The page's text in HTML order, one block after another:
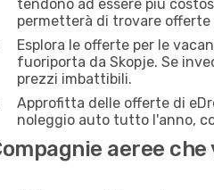
tendono ad essere più
permetterà di trovare offerte
Esplora le offerte per le
fuoriporta da Skopje. Se
prezzi imbattibili.
Approfitta delle offerte di
noleggio auto tutto l'anno,
aeree